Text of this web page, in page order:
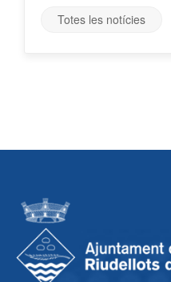
Totes les notícies